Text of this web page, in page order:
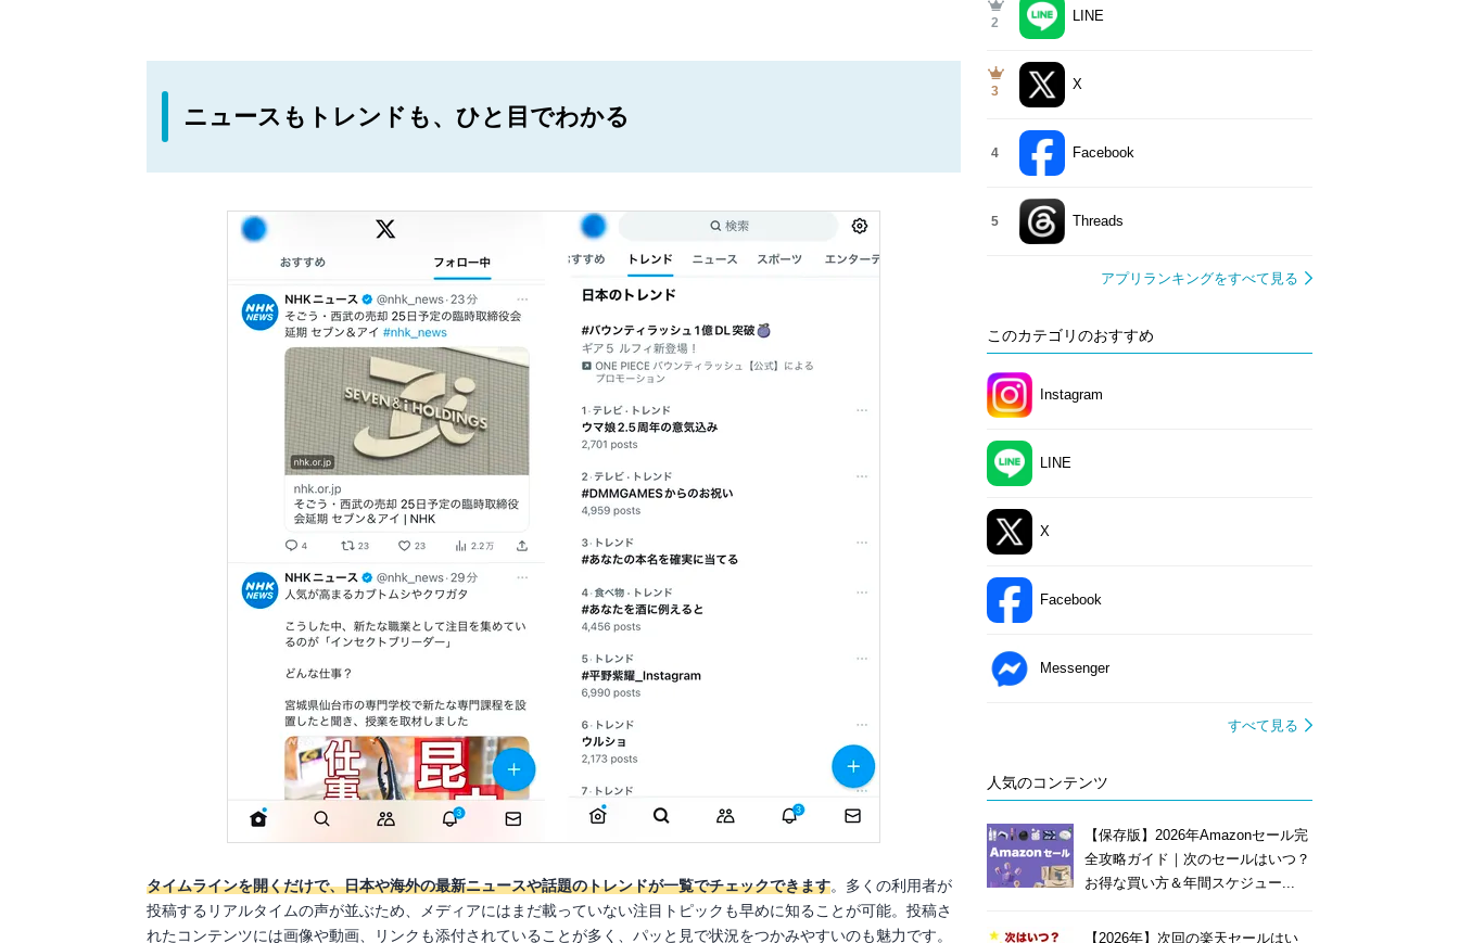
ニュースもトレンドも、ひと目でわかる
タイムラインを開くだけで、日本や海外の最新ニュースや話題のトレンドが一覧でチェックできます。多くの利用者が
投稿するリアルタイムの声が並ぶため、メディアにはまだ載っていない注目トピックも早めに知ることが可能。投稿さ
れたコンテンツには画像や動画、リンクも添付されていることが多く、パッと見で状況をつかみやすいのも魅力です。
2 LINE
3 X
4 Facebook
5 Threads
アプリランキングをすべて見る
このカテゴリのおすすめ
Instagram
LINE
X
Facebook
Messenger
すべて見る
人気のコンテンツ
【保存版】2026年Amazonセール完
全攻略ガイド｜次のセールはいつ？
お得な買い方＆年間スケジュー...
【2026年】次回の楽天セールはい